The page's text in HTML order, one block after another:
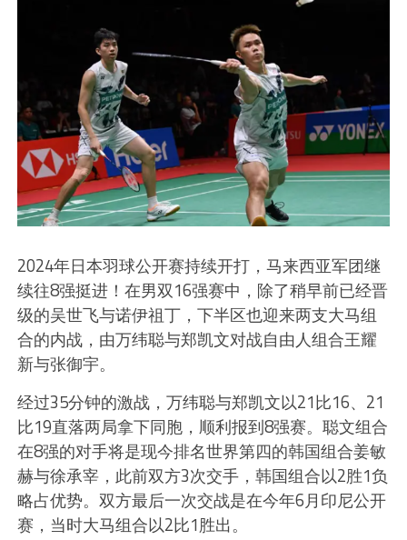
2024年日本羽球公开赛持续开打，马来西亚军团继
续往8强挺进！在男双16强赛中，除了稍早前已经晋
级的吴世飞与诺伊祖丁，下半区也迎来两支大马组
合的内战，由万纬聪与郑凯文对战自由人组合王耀
新与张御宇。
经过35分钟的激战，万纬聪与郑凯文以21比16、21
比19直落两局拿下同胞，顺利报到8强赛。聪文组合
在8强的对手将是现今排名世界第四的韩国组合姜敏
赫与徐承宰，此前双方3次交手，韩国组合以2胜1负
略占优势。双方最后一次交战是在今年6月印尼公开
赛，当时大马组合以2比1胜出。